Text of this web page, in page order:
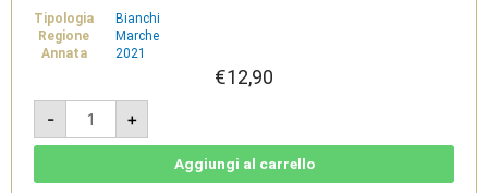
Tipologia
Bianchi
Regione
Marche
Annata
2021
€12,90
-
La
Birba
2021
-
+
Aggiungi al carrello